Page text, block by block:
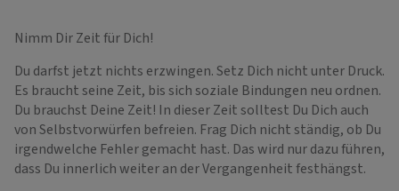
Nimm Dir Zeit für Dich!
Du darfst jetzt nichts erzwingen. Setz Dich nicht unter Druck.
Es braucht seine Zeit, bis sich soziale Bindungen neu ordnen.
Du brauchst Deine Zeit! In dieser Zeit solltest Du Dich auch
von Selbstvorwürfen befreien. Frag Dich nicht ständig, ob Du
irgendwelche Fehler gemacht hast. Das wird nur dazu führen,
dass Du innerlich weiter an der Vergangenheit festhängst.